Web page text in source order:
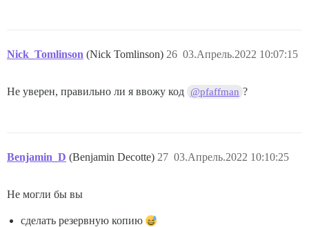
Nick_Tomlinson (Nick Tomlinson) 03.Апрель.2022 10:07:15
26
Не уверен, правильно ли я ввожу код @pfaffman ?
Benjamin_D (Benjamin Decotte) 03.Апрель.2022 10:10:25
27
Не могли бы вы
сделать резервную копию